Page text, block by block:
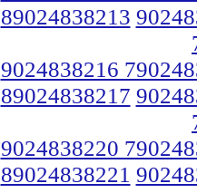
89024838213
9024838216
89024838217
9024838220
89024838221